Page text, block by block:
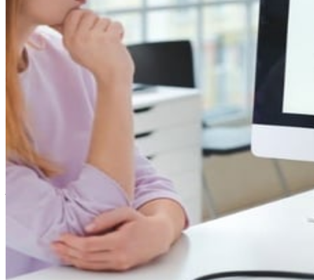
Considerou o artigo útil? Compartilhe esse artigo para que possamos
ajudar mais pessoas a terem conhecimento sobre a Medicina
Germânica Heilkunde.
Este blog é apenas um blog educativo. As informações e serviços
aqui contidos não devem ser interpretados como um diagnóstico,
tratamento, prescrição ou cura para a doença. Aqueles que buscam
tratamento para uma doença específica devem consultar seu
médico para determinar o protocolo de tratamento adequado,
correto e aceito antes de usar qualquer coisa que é divulgado nesta
página. O material referenciado acima reflete a convicção sincera
da Dra. Marina Bernardi sobre esta nova medicina.